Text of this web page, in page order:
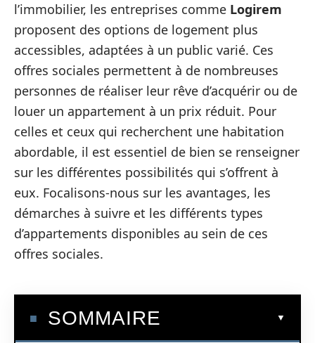
l’immobilier, les entreprises comme Logirem
proposent des options de logement plus
accessibles, adaptées à un public varié. Ces
offres sociales permettent à de nombreuses
personnes de réaliser leur rêve d’acquérir ou de
louer un appartement à un prix réduit. Pour
celles et ceux qui recherchent une habitation
abordable, il est essentiel de bien se renseigner
sur les différentes possibilités qui s’offrent à
eux. Focalisons-nous sur les avantages, les
démarches à suivre et les différents types
d’appartements disponibles au sein de ces
offres sociales.
SOMMAIRE